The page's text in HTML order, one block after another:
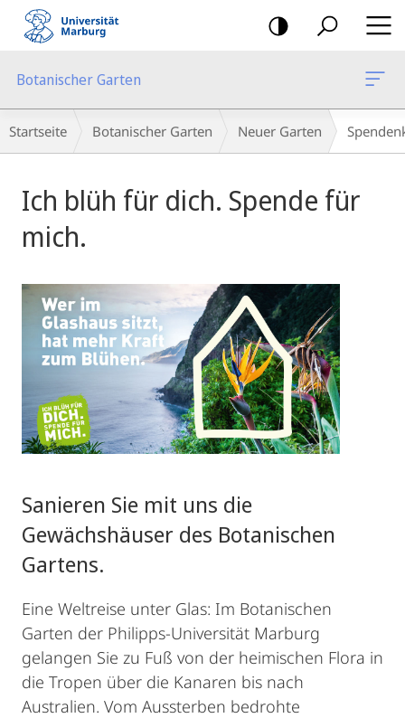
Mobile-
Navigation
Botanischer Garten
Breadcrumb-
Navigation
Startseite Botanischer Garten Neuer Garten
Ich blüh für dich. Spende für
mich.
Sanieren Sie mit uns die
Gewächshäuser des Botanischen
Gartens.
Eine Weltreise unter Glas: Im Botanischen
Garten der Philipps-Universität Marburg
gelangen Sie zu Fuß von der heimischen Flora in
die Tropen über die Kanaren bis nach
Australien. Vom Aussterben bedrohte